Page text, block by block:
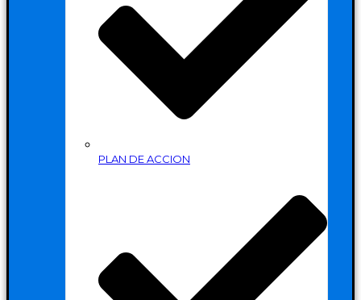
PLAN DE ACCION